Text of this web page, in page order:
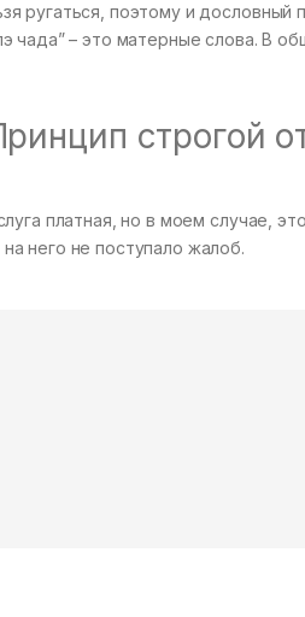
ругаться, поэтому и
чада” – это матерные слова. В
строгой
платная, но в моем случае,
него не поступало жалоб.